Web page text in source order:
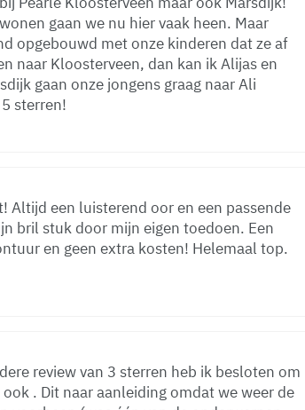
gaan we nu hier vaak heen. Maar
opgebouwd met onze kinderen dat ze af
naar Kloosterveen, dan kan ik Alijas en
gaan onze jongens graag naar Ali
sterren!
Altijd een luisterend oor en een passende
bril stuk door mijn eigen toedoen. Een
en geen extra kosten! Helemaal top.
. Dit naar aanleiding omdat we weer de